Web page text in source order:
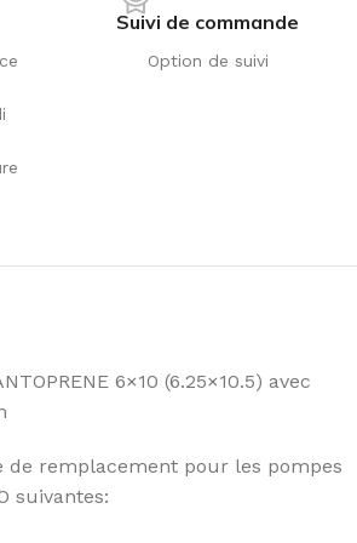
Suivi de commande
Option de suivi
6×10 (6.25×10.5) avec
de remplacement pour les pompes
suivantes: